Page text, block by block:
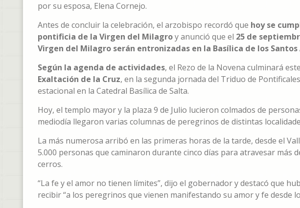
por su esposa, Elena Cornejo.
Antes de concluir la celebración, el arzobispo recordó que hoy se
pontificia de la Virgen del Milagroy anunció que el 25 de
Virgen del Milagro serán entronizadas en la Basílica de los Santos
Según la agenda de actividades, el Rezo de la Novena culminará
Exaltación de la Cruz, en la segunda jornada del Triduo de
estacional en la Catedral Basílica de Salta.
Hoy, el templo mayor y la plaza 9 de Julio lucieron colmados de
mediodía llegaron varias columnas de peregrinos de distintas
La más numerosa arribó en las primeras horas de la tarde, desde el
5.000 personas que caminaron durante cinco días para atravesar más
cerros.
“La fe y el amor no tienen límites”, dijo el gobernador y destacó que
recibir “a los peregrinos que vienen manifestando su amor y fe desde